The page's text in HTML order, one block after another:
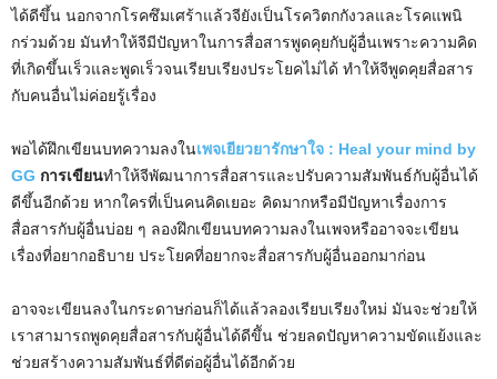
ได้ดีขึ้น นอกจากโรคซึมเศร้าแล้วจียังเป็นโรควิตกกังวลและโรคแพนิ
กร่วมด้วย มันทำให้จีมีปัญหาในการสื่อสารพูดคุยกับผู้อื่นเพราะความคิด
ที่เกิดขึ้นเร็วและพูดเร็วจนเรียบเรียงประโยคไม่ได้ ทำให้จีพูดคุยสื่อสาร
กับคนอื่นไม่ค่อยรู้เรื่อง
พอได้ฝึกเขียนบทความลงในเพจเยียวยารักษาใจ : Heal your mind by
GG การเขียนทำให้จีพัฒนาการสื่อสารและปรับความสัมพันธ์กับผู้อื่นได้
ดีขึ้นอีกด้วย หากใครที่เป็นคนคิดเยอะ คิดมากหรือมีปัญหาเรื่องการ
สื่อสารกับผู้อื่นบ่อย ๆ ลองฝึกเขียนบทความลงในเพจหรืออาจจะเขียน
เรื่องที่อยากอธิบาย ประโยคที่อยากจะสื่อสารกับผู้อื่นออกมาก่อน
อาจจะเขียนลงในกระดาษก่อนก็ได้แล้วลองเรียบเรียงใหม่ มันจะช่วยให้
เราสามารถพูดคุยสื่อสารกับผู้อื่นได้ดีขึัน ช่วยลดปัญหาความขัดแย้งและ
ช่วยสร้างความสัมพันธ์ที่ดีต่อผู้อื่นได้อีกด้วย